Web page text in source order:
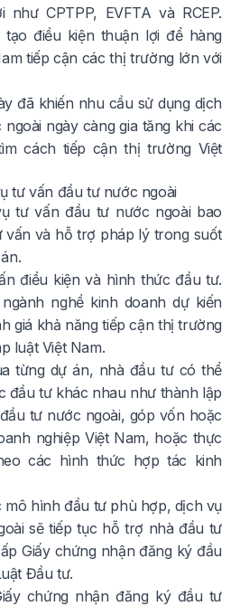
CPTPP, EVFTA và RCEP.
điều kiện thuận lợi để hàng
tiếp cận các thị trường lớn với
đã khiến nhu cầu sử dụng dịch
ngày càng gia tăng khi các
cách tiếp cận thị trường Việt
tư vấn đầu tư nước ngoài
tư vấn đầu tư nước ngoài bao
vấn và hỗ trợ pháp lý trong suốt
điều kiện và hình thức đầu tư.
nghề kinh doanh dự kiến
giá khả năng tiếp cận thị trường
luật Việt Nam.
từng dự án, nhà đầu tư có thể
đầu tư khác nhau như thành lập
tư nước ngoài, góp vốn hoặc
nghiệp Việt Nam, hoặc thực
các hình thức hợp tác kinh
mô hình đầu tư phù hợp, dịch vụ
sẽ tiếp tục hỗ trợ nhà đầu tư
Giấy chứng nhận đăng ký đầu
Đầu tư.
chứng nhận đăng ký đầu tư